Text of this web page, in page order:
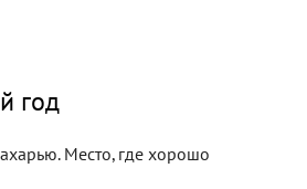
год
Место, где хорошо